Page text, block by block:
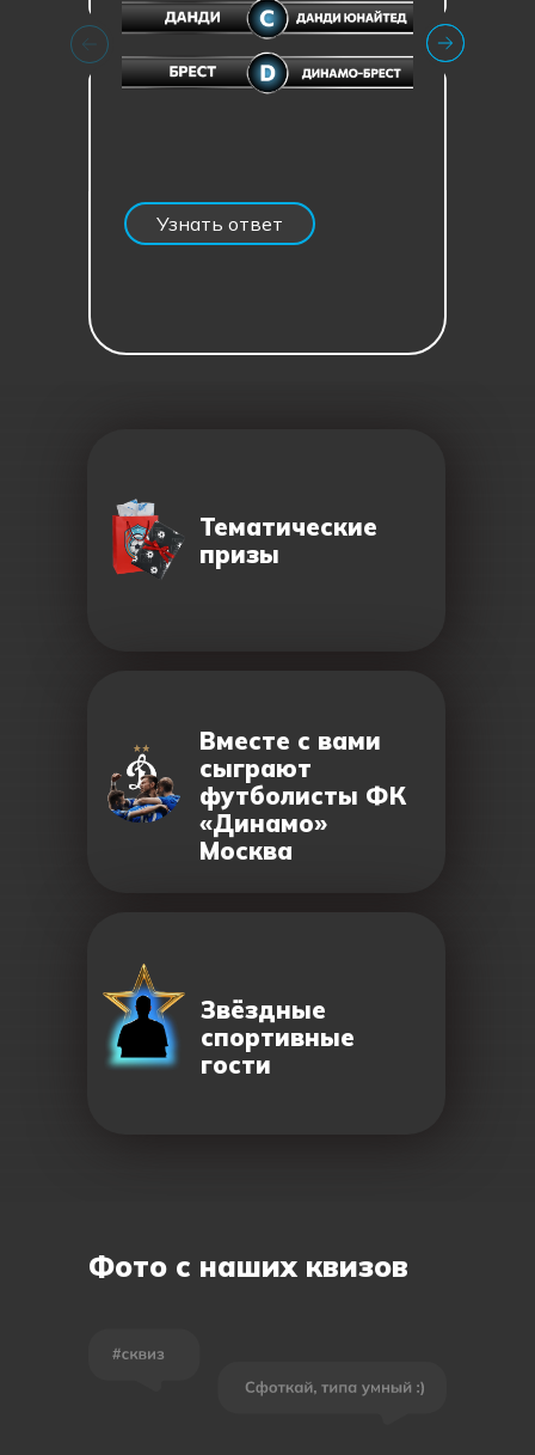
Узнать ответ
Скрыть ответ
Тематические
призы
Вместе с вами
сыграют
футболисты ФК
«Динамо»
Москва
Звёздные
спортивные
гости
Фото с наших квизов